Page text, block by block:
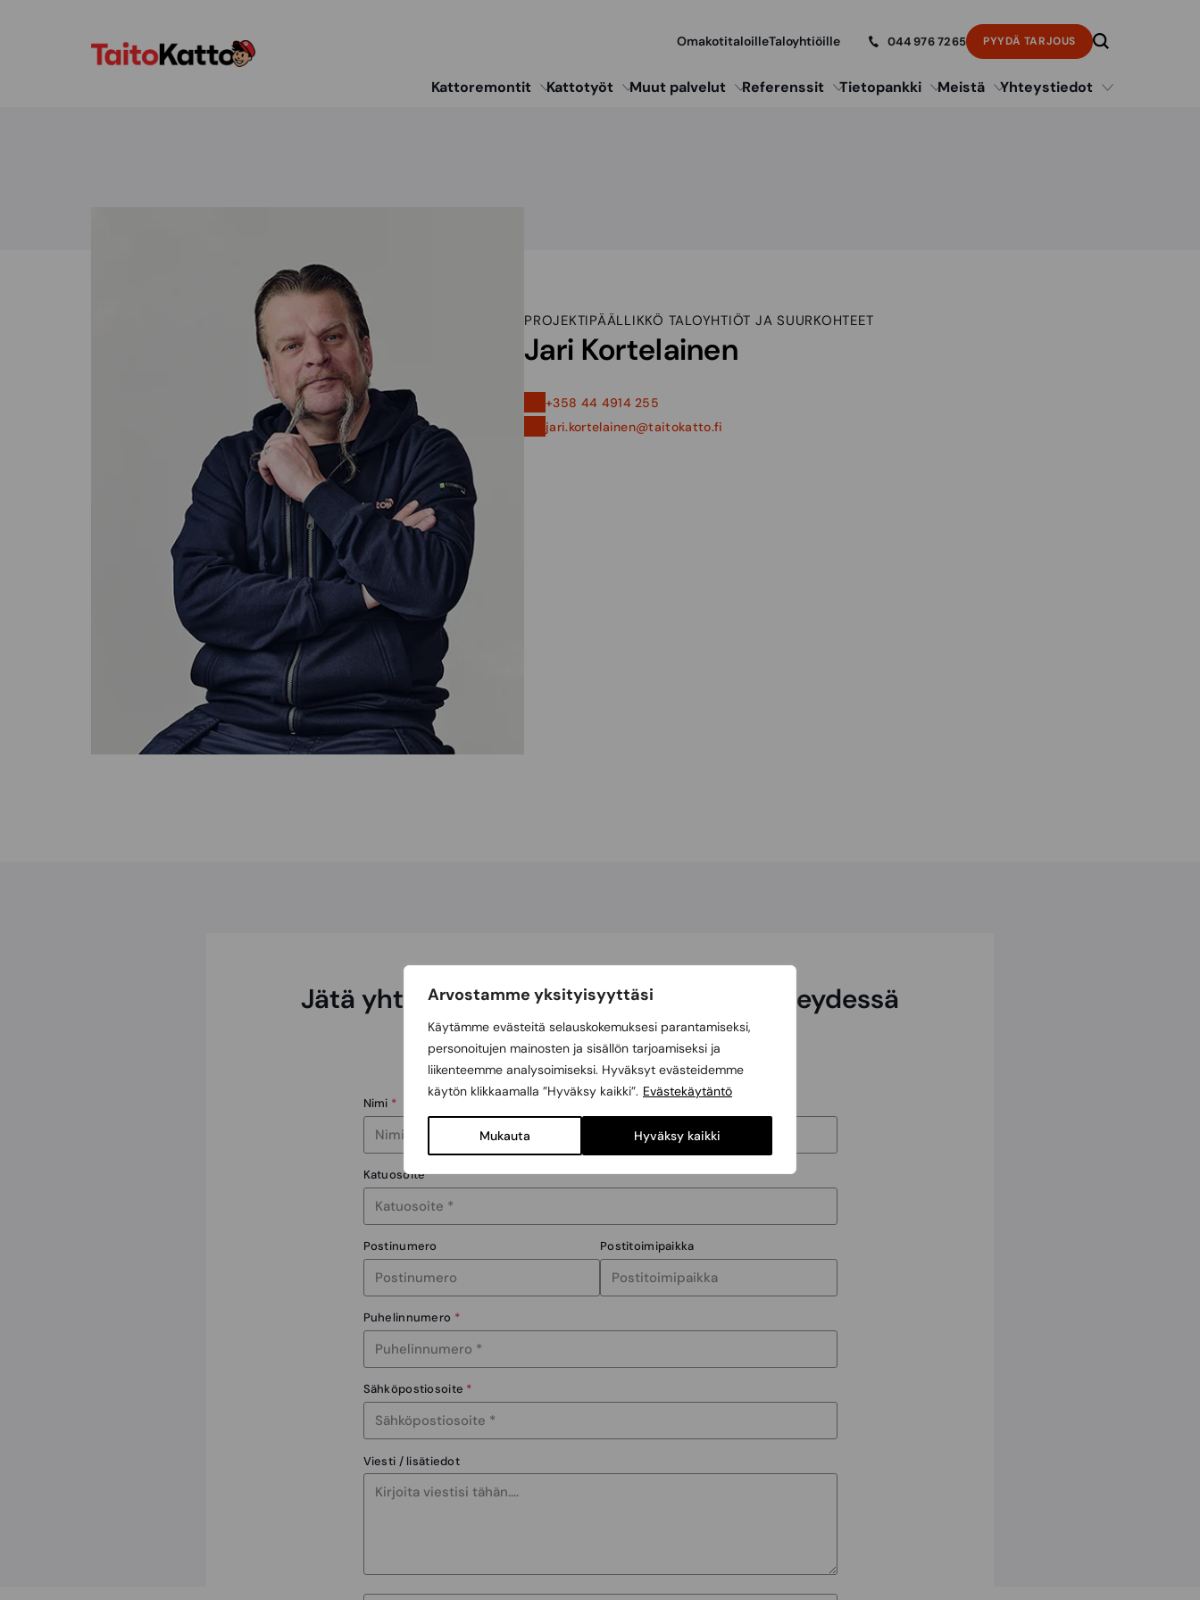
Arvostamme yksityisyyttäsi
Käytämme evästeitä selauskokemuksesi parantamiseksi,
personoitujen mainosten ja sisällön tarjoamiseksi ja
liikenteemme analysoimiseksi. Hyväksyt evästeidemme
käytön klikkaamalla ”Hyväksy kaikki”. Evästekäytäntö
Mukauta Hyväksy kaikki
OmakotitaloilleTaloyhtiöille 044 976 7265 PYYDÄ TARJOUS
Kattoremontit Kattotyöt Muut palvelut Referenssit Tietopankki Meistä Yhteystiedot
PROJEKTIPÄÄLLIKKÖ TALOYHTIÖT JA SUURKOHTEET
Jari Kortelainen
+358 44 4914 255
jari.kortelainen@taitokatto.fi
Jätä yhteystietosi ja olemme sinuun yhteydessä
Omakotitalo Taloyhtiö
Nimi *
Katuosoite
Postinumero Postitoimipaikka
Puhelinnumero *
Sähköpostiosoite *
Viesti / lisätiedot